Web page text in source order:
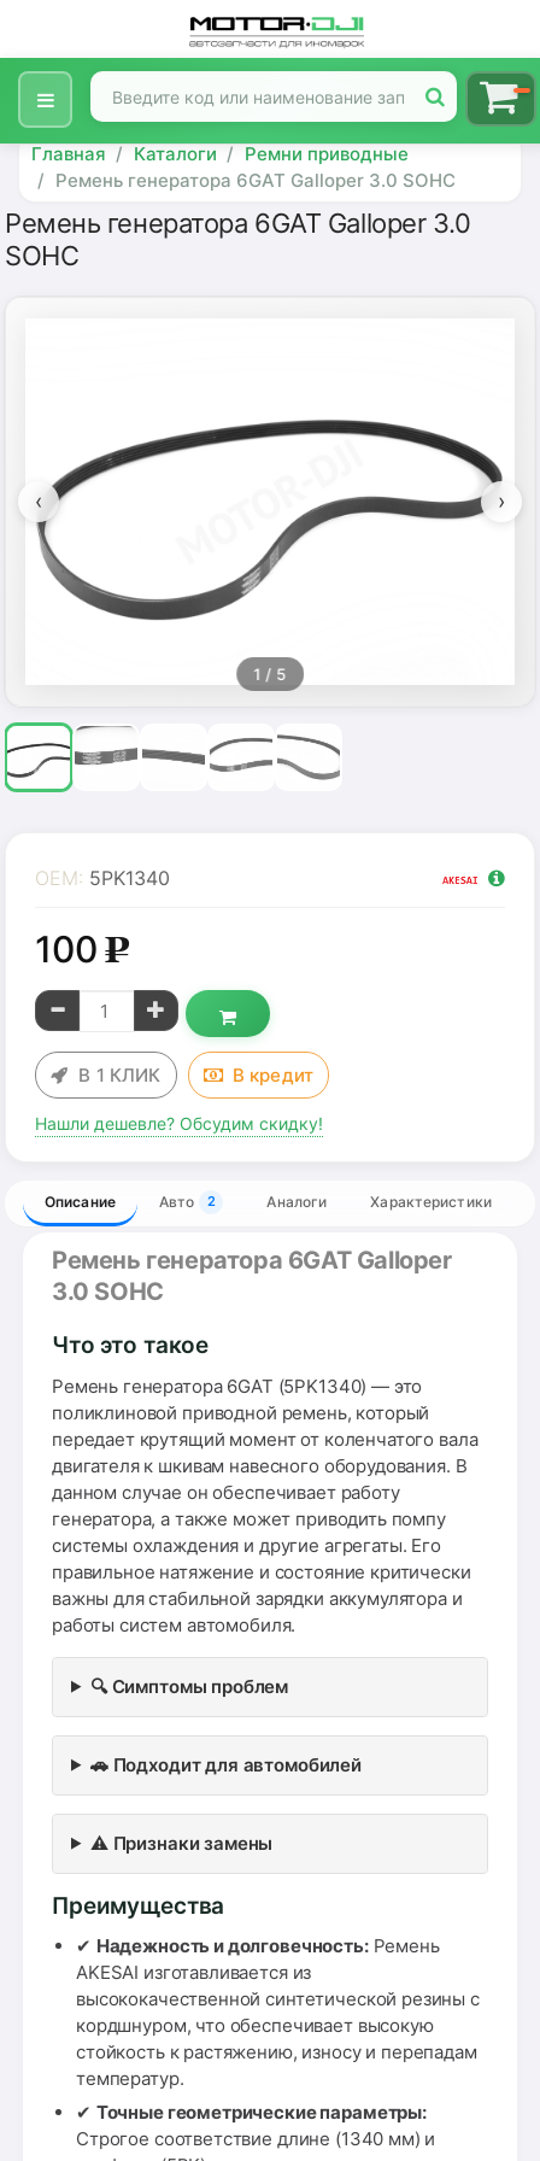
Главная Каталоги
Ремни приводные
Ремень генератора 6GAT Galloper 3.0 SOHC
Ремень генератора 6GAT Galloper 3.0
SOHC
1 / 5
‹ ›
OEM: 5PK1340
100g
В 1 КЛИК В кредит
Нашли дешевле? Обсудим скидку!
Описание Авто 2 Аналоги Характеристики
Ремень генератора 6GAT Galloper
3.0 SOHC
Что это такое
Ремень генератора 6GAT (5PK1340) — это
поликлиновой приводной ремень, который
передает крутящий момент от коленчатого вала
двигателя к шкивам навесного оборудования. В
данном случае он обеспечивает работу
генератора, а также может приводить помпу
системы охлаждения и другие агрегаты. Его
правильное натяжение и состояние критически
важны для стабильной зарядки аккумулятора и
работы систем автомобиля.
🔍 Симптомы проблем
🚗 Подходит для автомобилей
⚠️ Признаки замены
Преимущества
✔ Надежность и долговечность:Ремень
AKESAI изготавливается из
высококачественной синтетической резины с
кордшнуром, что обеспечивает высокую
стойкость к растяжению, износу и перепадам
температур.
✔ Точные геометрические параметры:
Строгое соответствие длине (1340 мм) и